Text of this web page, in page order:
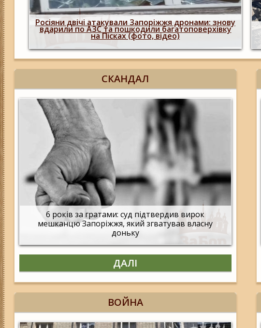
Окупанти вдарили КАБами по Запоріжжю: є
загиблий, а також поранені (фото, відео)
СКАНДАЛ
6 років за гратами: суд підтвердив вирок
мешканцю Запоріжжя, який згватував власну
доньку
ДАЛІ
ВОЙНА